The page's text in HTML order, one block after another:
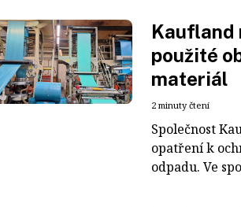
Kaufland
použité
materiál
2 minuty čtení
Společnost
opatření k
odpadu. Ve